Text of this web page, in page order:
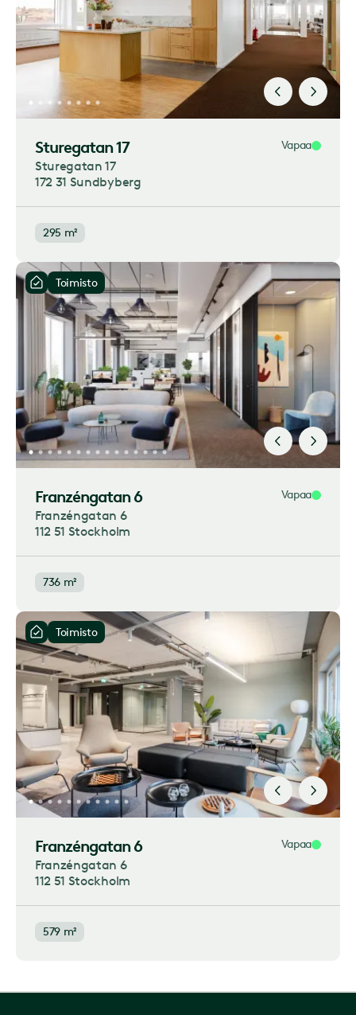
Sturegatan 17 Vapaa
Sturegatan 17
172 31 Sundbyberg
295 m²
Toimisto
Franzéngatan 6 Vapaa
Franzéngatan 6
112 51 Stockholm
736 m²
Toimisto
Franzéngatan 6 Vapaa
Franzéngatan 6
112 51 Stockholm
579 m²